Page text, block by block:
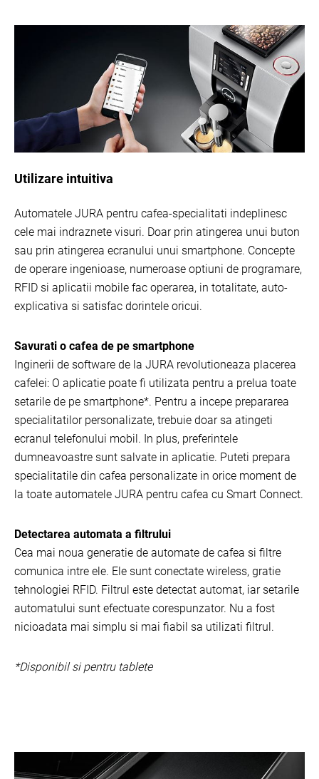
Utilizare intuitiva
Automatele JURA pentru cafea-specialitati indeplinesc
cele mai indraznete visuri. Doar prin atingerea unui buton
sau prin atingerea ecranului unui smartphone. Concepte
de operare ingenioase, numeroase optiuni de programare,
RFID si aplicatii mobile fac operarea, in totalitate, auto-
explicativa si satisfac dorintele oricui.
Savurati o cafea de pe smartphone
Inginerii de software de la JURA revolutioneaza placerea
cafelei: O aplicatie poate fi utilizata pentru a prelua toate
setarile de pe smartphone*. Pentru a incepe prepararea
specialitatilor personalizate, trebuie doar sa atingeti
ecranul telefonului mobil. In plus, preferintele
dumneavoastre sunt salvate in aplicatie. Puteti prepara
specialitatile din cafea personalizate in orice moment de
la toate automatele JURA pentru cafea cu Smart Connect.
Detectarea automata a filtrului
Cea mai noua generatie de automate de cafea si filtre
comunica intre ele. Ele sunt conectate wireless, gratie
tehnologiei RFID. Filtrul este detectat automat, iar setarile
automatului sunt efectuate corespunzator. Nu a fost
nicioadata mai simplu si mai fiabil sa utilizati filtrul.
*Disponibil si pentru tablete